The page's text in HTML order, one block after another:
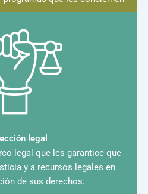
legal
legal que les garantice que
y a recursos legales en
de sus derechos.